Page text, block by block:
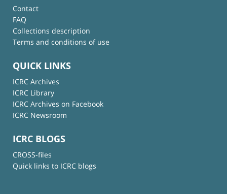
Contact
FAQ
Collections description
Terms and conditions of use
QUICK LINKS
ICRC Archives
ICRC Library
ICRC Archives on Facebook
ICRC Newsroom
ICRC BLOGS
CROSS-files
Quick links to ICRC blogs